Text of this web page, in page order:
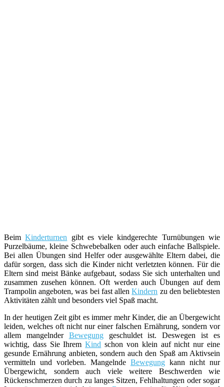
BeimKinderturnen gibt es viele kindgerechte Turnübungen wie
Purzelbäume, kleine Schwebebalken oder auch einfache Ballspiele.
Bei allen Übungen sind Helfer oder ausgewählte Eltern dabei, die
dafür sorgen, dass sich die Kinder nicht verletzten können. Für die
Eltern sind meist Bänke aufgebaut, sodass Sie sich unterhalten und
zusammen zusehen können. Oft werden auch Übungen auf dem
Trampolin angeboten, was bei fast allenKindern zu den beliebtesten
Aktivitäten zählt und besonders viel Spaß macht.
In der heutigen Zeit gibt es immer mehr Kinder, die an Übergewicht
leiden, welches oft nicht nur einer falschen Ernährung, sondern vor
allem mangelnder Bewegunggeschuldet ist. Deswegen ist es
wichtig, dass Sie IhremKind schon von klein auf nicht nur eine
gesunde Ernährung anbieten, sondern auch den Spaß am Aktivsein
vermitteln und vorleben. Mangelnde Bewegung kann nicht nur
Übergewicht, sondern auch viele weitere Beschwerden wie
Rückenschmerzen durch zu langes Sitzen, Fehlhaltungen oder sogar